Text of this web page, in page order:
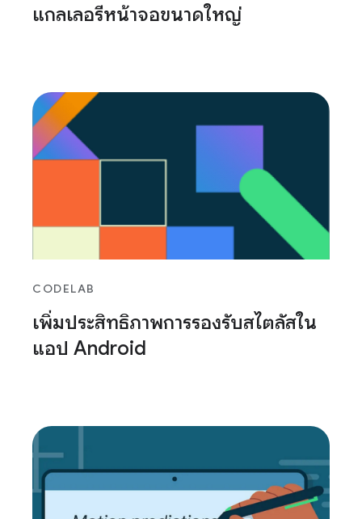
แกลเลอรีหน้าจอขนาดใหญ่
CODELAB
เพิ่มประสิทธิภาพการรองรับสไตลัสใน
แอป Android